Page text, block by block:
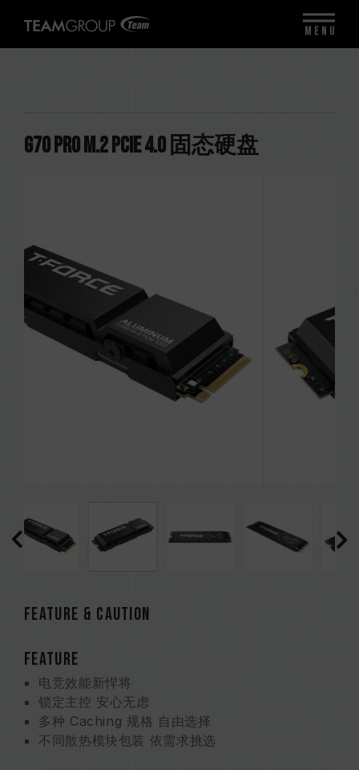
G70 PRO M.2 PCIe 4.0 固态硬盘
Feature & CAUTION
FEATURE
电竞效能新悍将
锁定主控 安心无虑
多种 Caching 规格 自由选择
不同散热模块包装 依需求挑选
MENU